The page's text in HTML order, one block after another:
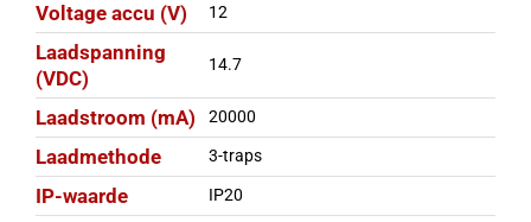
Voltage accu (V) 12
Laadspanning
(VDC)
14.7
Laadstroom (mA) 20000
Laadmethode 3-traps
IP-waarde IP20